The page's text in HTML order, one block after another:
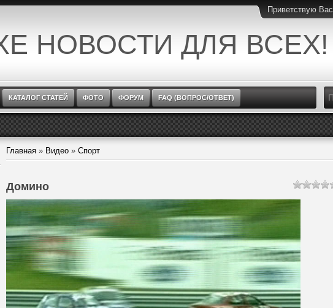
Приветствую Вас
НОВОСТИ ДЛЯ ВСЕХ!
КАТАЛОГ СТАТЕЙ ФОТО ФОРУМ FAQ (ВОПРОС/ОТВЕТ)
Главная » Видео » Спорт
Домино